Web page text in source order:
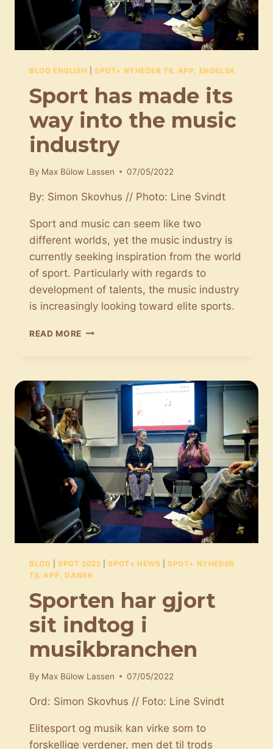
BLOG ENGLISH SPOT+ NYHEDER TIL APP, ENGELSK
Sport has made its
way into the music
industry
By Max Bülow Lassen 07/05/2022
By: Simon Skovhus // Photo: Line Svindt
Sport and music can seem like two
different worlds, yet the music industry is
currently seeking inspiration from the world
of sport. Particularly with regards to
development of talents, the music industry
is increasingly looking toward elite sports.
READ MORE SPORT
WAY
INTO
INDUSTRY
BLOG |SPOT 2022 |SPOT+ NEWS |SPOT+ NYHEDER
TIL APP, DANSK
Sporten har gjort
sit indtog i
musikbranchen
By Max Bülow Lassen 07/05/2022
Ord: Simon Skovhus // Foto: Line Svindt
Elitesport og musik kan virke som to
forskellige verdener, men det til trods